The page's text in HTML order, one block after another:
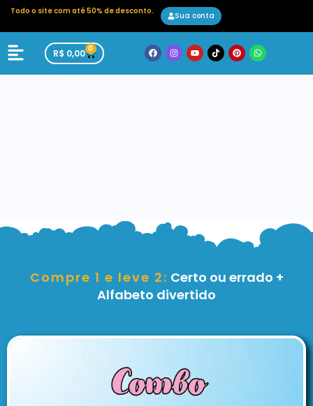
Todo o site com até 50% de desconto. Sua conta
R$ 0,00 0
Compre 1 e leve 2: Certo ou errado +
Alfabeto divertido